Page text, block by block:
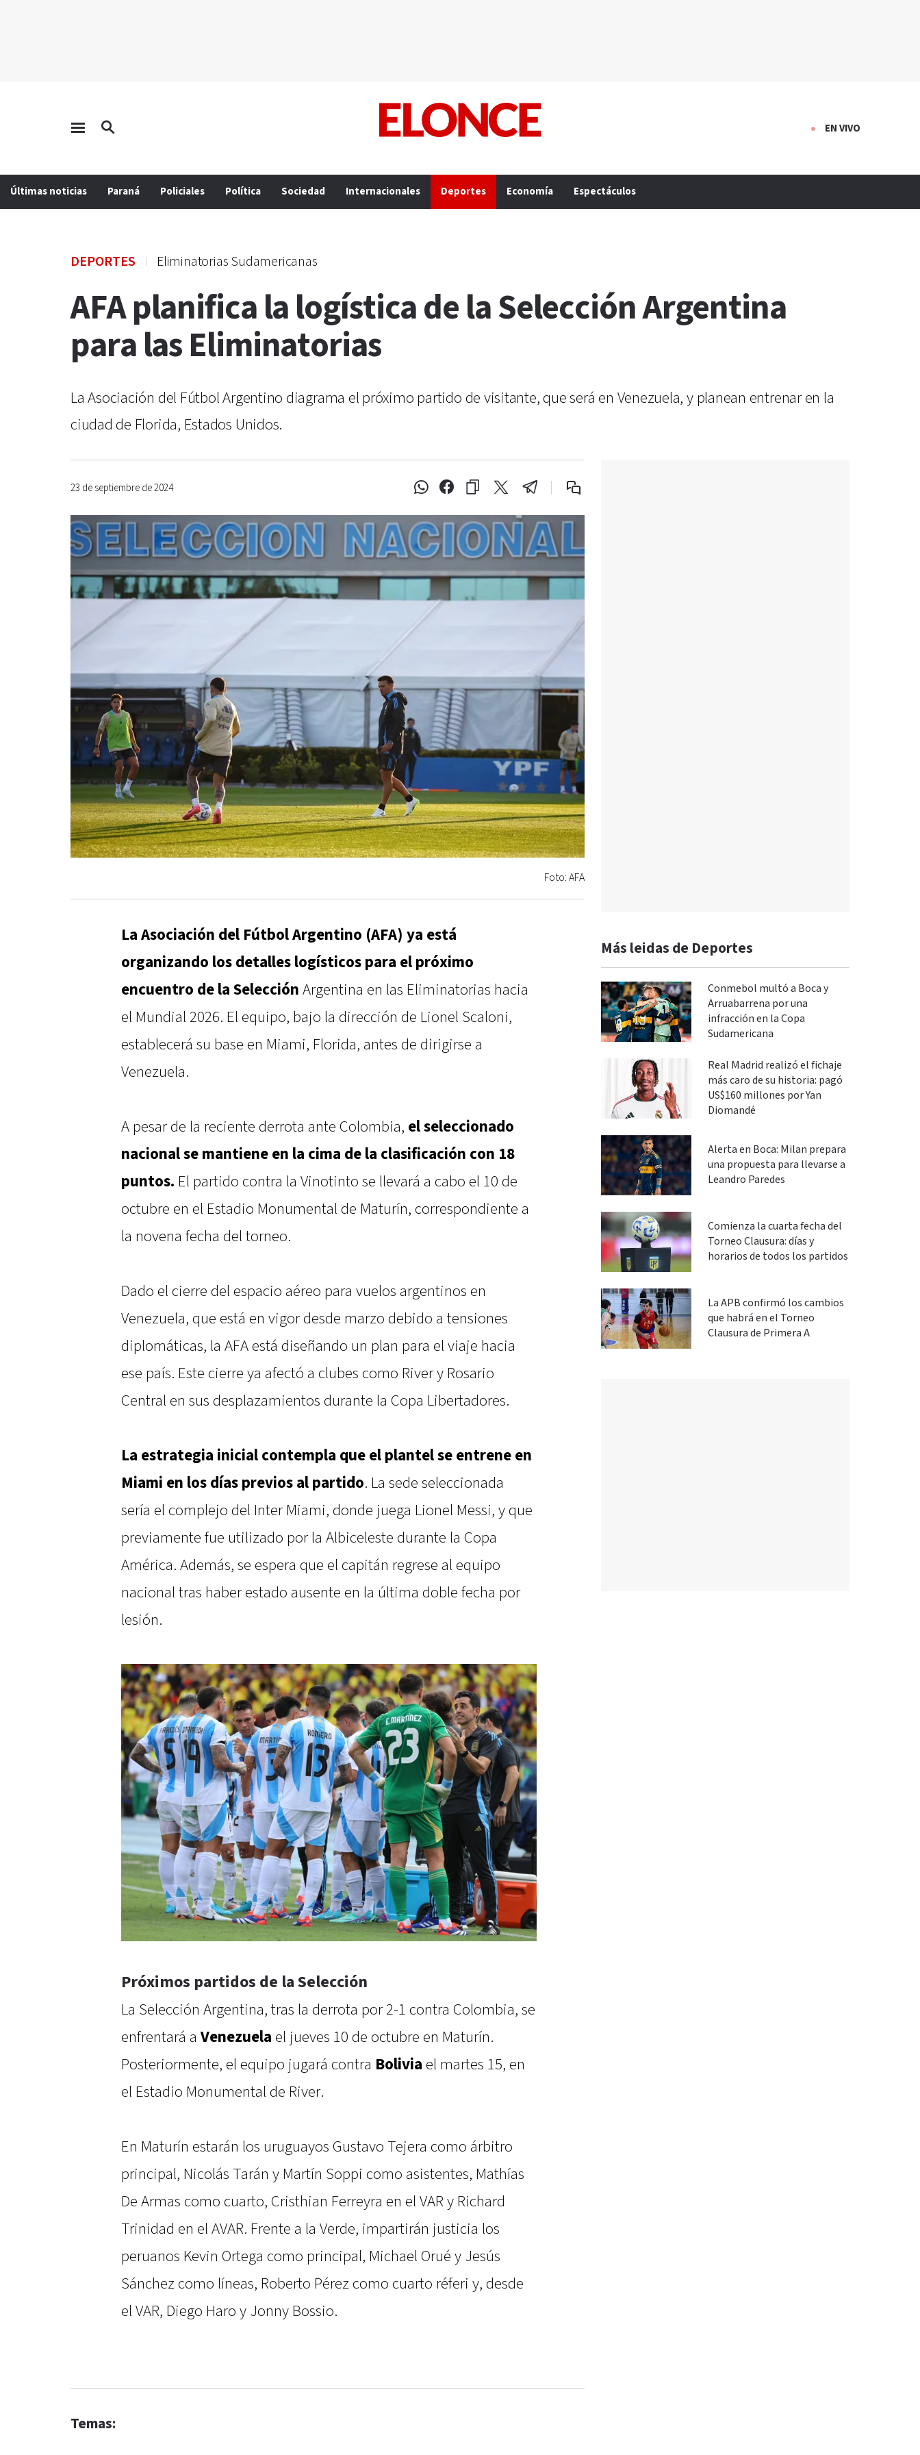
EN VIVO
Últimas noticias Paraná Policiales Política Sociedad Internacionales Deportes Economía Espectáculos
DEPORTES Eliminatorias Sudamericanas
AFA planifica la logística de la Selección Argentina
para las Eliminatorias
La Asociación del Fútbol Argentino diagrama el próximo partido de visitante, que será en Venezuela, y planean entrenar en la
ciudad de Florida, Estados Unidos.
23 de septiembre de 2024
Foto: AFA
La Asociación del Fútbol Argentino (AFA) ya está
organizando los detalles logísticos para el próximo
encuentro de la Selección Argentina en las Eliminatorias hacia
el Mundial 2026. El equipo, bajo la dirección de Lionel Scaloni,
establecerá su base en Miami, Florida, antes de dirigirse a
Venezuela.
A pesar de la reciente derrota ante Colombia, el seleccionado
nacional se mantiene en la cima de la clasificación con 18
puntos. El partido contra la Vinotinto se llevará a cabo el 10 de
octubre en el Estadio Monumental de Maturín, correspondiente a
la novena fecha del torneo.
Dado el cierre del espacio aéreo para vuelos argentinos en
Venezuela, que está en vigor desde marzo debido a tensiones
diplomáticas, la AFA está diseñando un plan para el viaje hacia
ese país. Este cierre ya afectó a clubes como River y Rosario
Central en sus desplazamientos durante la Copa Libertadores.
La estrategia inicial contempla que el plantel se entrene en
Miami en los días previos al partido. La sede seleccionada
sería el complejo del Inter Miami, donde juega Lionel Messi, y que
previamente fue utilizado por la Albiceleste durante la Copa
América. Además, se espera que el capitán regrese al equipo
nacional tras haber estado ausente en la última doble fecha por
lesión.
Próximos partidos de la Selección
La Selección Argentina, tras la derrota por 2-1 contra Colombia, se
enfrentará a Venezuela el jueves 10 de octubre en Maturín.
Posteriormente, el equipo jugará contra Bolivia el martes 15, en
el Estadio Monumental de River.
En Maturín estarán los uruguayos Gustavo Tejera como árbitro
principal, Nicolás Tarán y Martín Soppi como asistentes, Mathías
De Armas como cuarto, Cristhian Ferreyra en el VAR y Richard
Trinidad en el AVAR. Frente a la Verde, impartirán justicia los
peruanos Kevin Ortega como principal, Michael Orué y Jesús
Sánchez como líneas, Roberto Pérez como cuarto réferi y, desde
el VAR, Diego Haro y Jonny Bossio.
Temas:
Más leidas de Deportes
Conmebol multó a Boca y
Arruabarrena por una
infracción en la Copa
Sudamericana
Real Madrid realizó el fichaje
más caro de su historia: pagó
US$160 millones por Yan
Diomandé
Alerta en Boca: Milan prepara
una propuesta para llevarse a
Leandro Paredes
Comienza la cuarta fecha del
Torneo Clausura: días y
horarios de todos los partidos
La APB confirmó los cambios
que habrá en el Torneo
Clausura de Primera A